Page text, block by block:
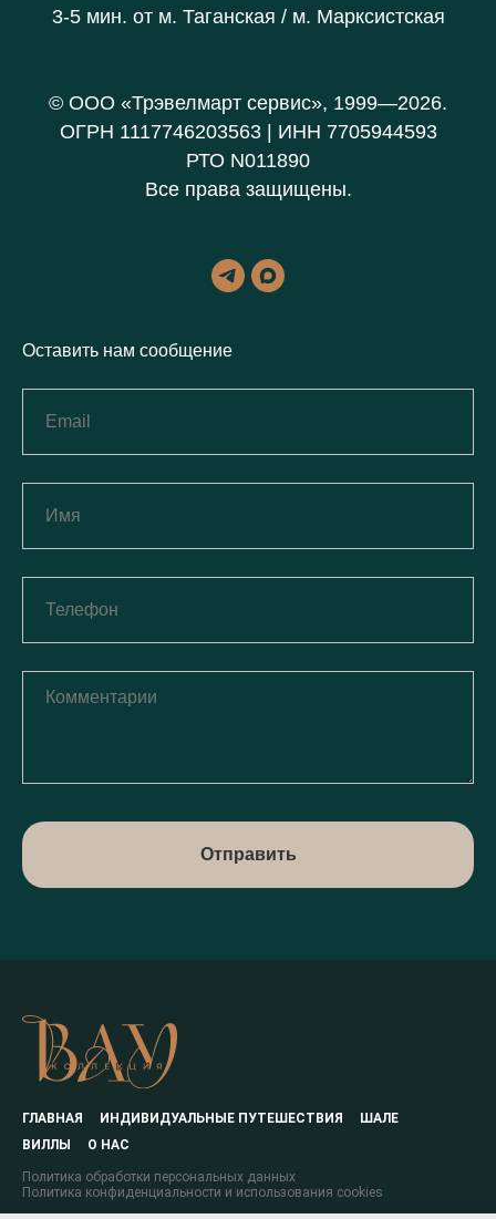
3-5 мин. от м. Таганская / м. Марксистская
© ООО «Трэвелмарт сервис», 1999—2026.
ОГРН 1117746203563 | ИНН 7705944593
РТО N011890
Все права защищены.
Оставить нам сообщение
Отправить
ГЛАВНАЯ ИНДИВИДУАЛЬНЫЕ ПУТЕШЕСТВИЯ
ШАЛЕ
ВИЛЛЫ
О НАС
Политика обработки персональных данных
Политика конфиденциальности и использования cookies